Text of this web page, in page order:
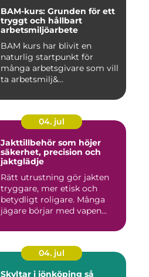
BAM-kurs: Grunden för ett
tryggt och hållbart
arbetsmiljöarbete
BAM kurs har blivit en
naturlig startpunkt för
många arbetsgivare som vill
ta arbetsmilj&...
04. jul
Jakttillbehör som höjer
säkerhet, precision och
jaktglädje
Rätt utrustning gör jakten
tryggare, mer etisk och
betydligt roligare. Många
jägare börjar med vapen...
04. jul
Skyltar i jönköping så